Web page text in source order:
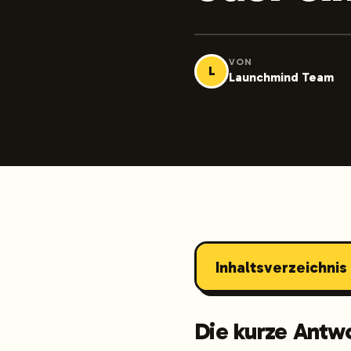
L
VON
Launchmind Team
Inhaltsverzeichnis
Die kurze